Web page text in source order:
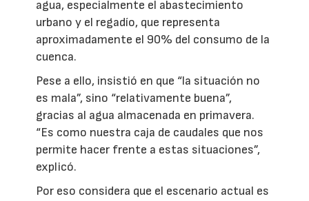
agua, especialmente el abastecimiento
urbano y el regadío, que representa
aproximadamente el 90% del consumo de la
cuenca.
Pese a ello, insistió en que “la situación no
es mala”, sino “relativamente buena”,
gracias al agua almacenada en primavera.
“Es como nuestra caja de caudales que nos
permite hacer frente a estas situaciones”,
explicó.
Por eso considera que el escenario actual es